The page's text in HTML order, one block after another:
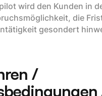
wird den Kunden in
die
gesondert
/